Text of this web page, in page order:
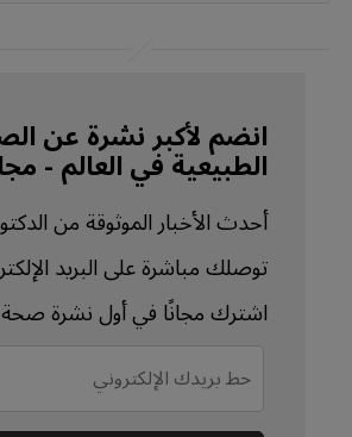
Vaccine. 2017 Sep
25;35(40):5314-5322
انضم لأكبر نشرة عن
الطبيعية في العالم -
أحدث الأخبار الموثوقة من
توصلك مباشرة على البريد
اشترك مجانًا في أول نشرة